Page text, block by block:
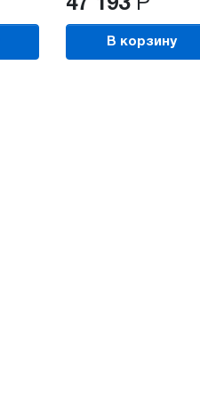
47 193 Р
В корзину